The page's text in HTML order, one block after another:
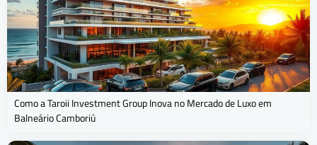
Como a Taroii Investment Group Inova no Mercado de Luxo em
Balneário Camboriú